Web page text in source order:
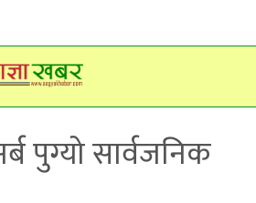
पुग्यो सार्वजनिक